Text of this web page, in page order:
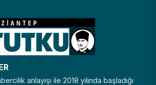
anlayışı ile 2018 yılında başladığı